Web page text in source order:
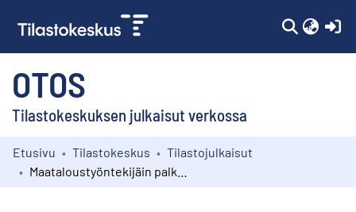
OTOS
Tilastokeskuksen julkaisut verkossa
Kokoelmat
Etusivu Tilastokeskus
Tilastojulkaisut